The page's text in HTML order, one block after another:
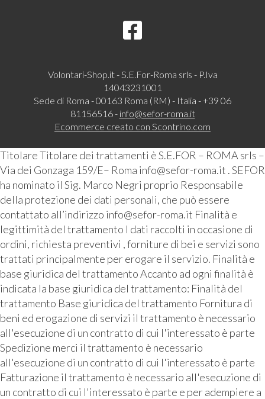
Volontari-Shop.it - S.E.For-Roma srls - P.Iva
14043231001
Sede di Roma - 00163 Roma (RM) - Italia - +39 06
81156516 - info@sefor-roma.it
Ecommerce creato con Scontrino.com
Titolare Titolare dei trattamenti è S.E.FOR – ROMA srls –
Via dei Gonzaga 159/E– Roma info@sefor-roma.it . SEFOR
ha nominato il Sig. Marco Negri proprio Responsabile
della protezione dei dati personali, che può essere
contattato all’indirizzo info@sefor-roma.it Finalità e
legittimità del trattamento I dati raccolti in occasione di
ordini, richiesta preventivi , forniture di bei e servizi sono
trattati principalmente per erogare il servizio. Finalità e
base giuridica del trattamento Accanto ad ogni finalità è
indicata la base giuridica del trattamento: Finalità del
trattamento Base giuridica del trattamento Fornitura di
beni ed erogazione di servizi il trattamento è necessario
all'esecuzione di un contratto di cui l'interessato è parte
Spedizione merci il trattamento è necessario
all'esecuzione di un contratto di cui l'interessato è parte
Fatturazione il trattamento è necessario all'esecuzione di
un contratto di cui l'interessato è parte e per adempiere a